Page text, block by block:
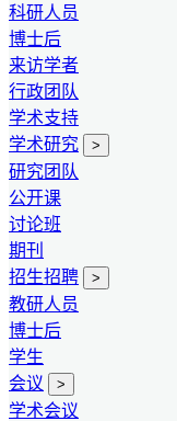
科研人员
博士后
来访学者
行政团队
学术支持
学术研究
>
研究团队
公开课
讨论班
期刊
招生招聘
>
教研人员
博士后
学生
会议
>
学术会议